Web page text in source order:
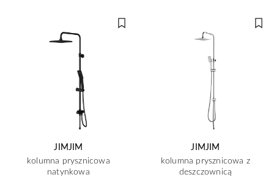
JIMJIM
kolumna prysznicowa
natynkowa
JIMJIM
kolumna prysznicowa z
deszczownicą